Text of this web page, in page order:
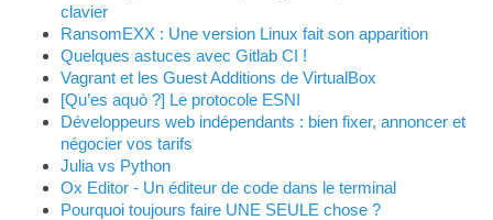
clavier
RansomEXX : Une version Linux fait son apparition
Quelques astuces avec Gitlab CI !
Vagrant et les Guest Additions de VirtualBox
[Qu’es aquò ?] Le protocole ESNI
Développeurs web indépendants : bien fixer, annoncer et
négocier vos tarifs
Julia vs Python
Ox Editor - Un éditeur de code dans le terminal
Pourquoi toujours faire UNE SEULE chose ?